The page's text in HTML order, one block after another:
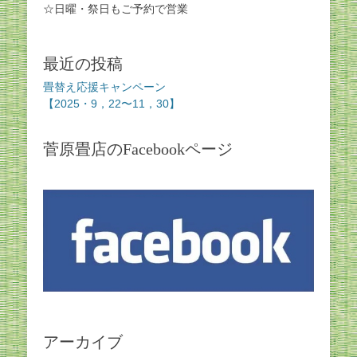
☆日曜・祭日もご予約で営業
最近の投稿
畳替え応援キャンペーン
【2025・9，22〜11，30】
菅原畳店のFacebookページ
アーカイブ